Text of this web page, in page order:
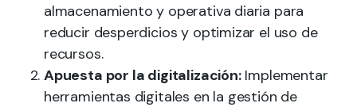
almacenamiento y operativa diaria para
reducir desperdicios y optimizar el uso de
recursos.
Apuesta por la digitalización:Implementar
herramientas digitales en la gestión de